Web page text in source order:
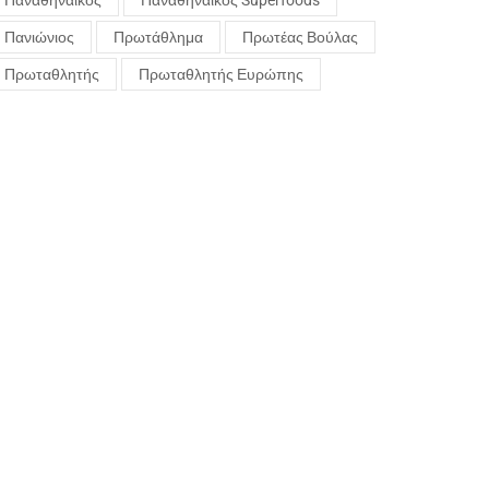
Πανιώνιος Πρωτάθλημα Πρωτέας Βούλας
Πρωταθλητής Πρωταθλητής Ευρώπης